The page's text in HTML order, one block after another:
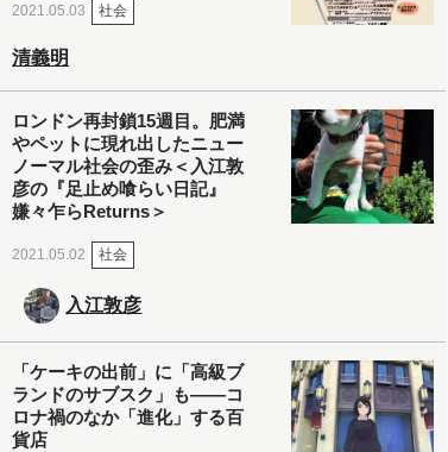
2021.05.03 社会
清義明
ロンドン再封鎖15週目。肥満
やペットに現れ出したニュー
ノーマル社会の歪み＜入江敦
彦の『足止め喰らい日記』
嫌々乍らReturns＞
2021.05.02 社会
入江敦彦
「ケーキの出前」に「高級ブ
ランドのサブスク」も――コ
ロナ禍のなか「進化」する百
貨店